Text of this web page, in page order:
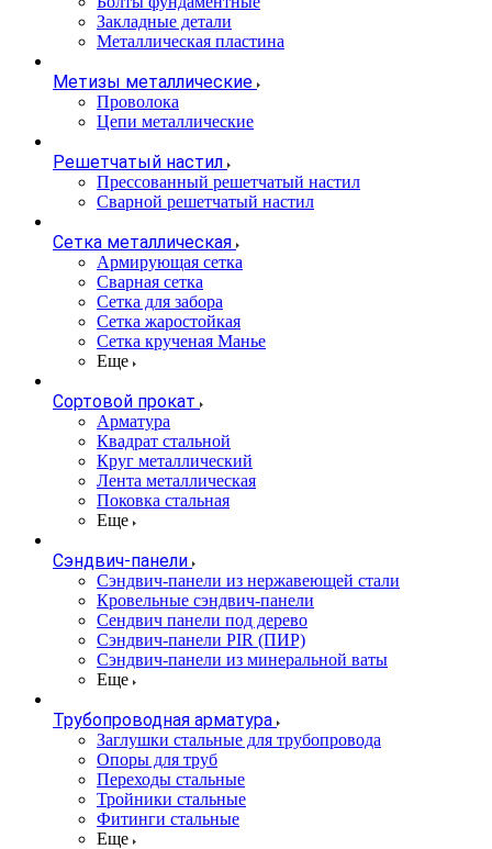
Закладные детали
Металлическая пластина
Метизы металлические
Проволока
Цепи металлические
Решетчатый настил
Прессованный решетчатый настил
Сварной решетчатый настил
Сетка металлическая
Армирующая сетка
Сварная сетка
Сетка для забора
Сетка жаростойкая
Сетка крученая Манье
Еще
Сортовой прокат
Арматура
Квадрат стальной
Круг металлический
Лента металлическая
Поковка стальная
Еще
Сэндвич-панели
Cэндвич-панели из нержавеющей стали
Кровельные сэндвич-панели
Сендвич панели под дерево
Сэндвич-панели PIR (ПИР)
Сэндвич-панели из минеральной ваты
Еще
Трубопроводная арматура
Заглушки стальные для трубопровода
Опоры для труб
Переходы стальные
Тройники стальные
Фитинги стальные
Еще